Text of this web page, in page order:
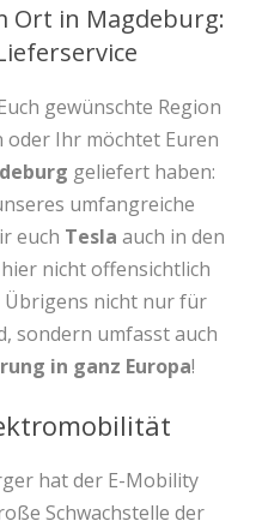
Ort in Magdeburg:
gewünschte Region
Ihr möchtet Euren
geliefert haben:
umfangreiche
euch Tesla auch in den
nicht offensichtlich
nicht nur für
sondern umfasst auch
in ganz Europa!
hat der E-Mobility
Schwachstelle der